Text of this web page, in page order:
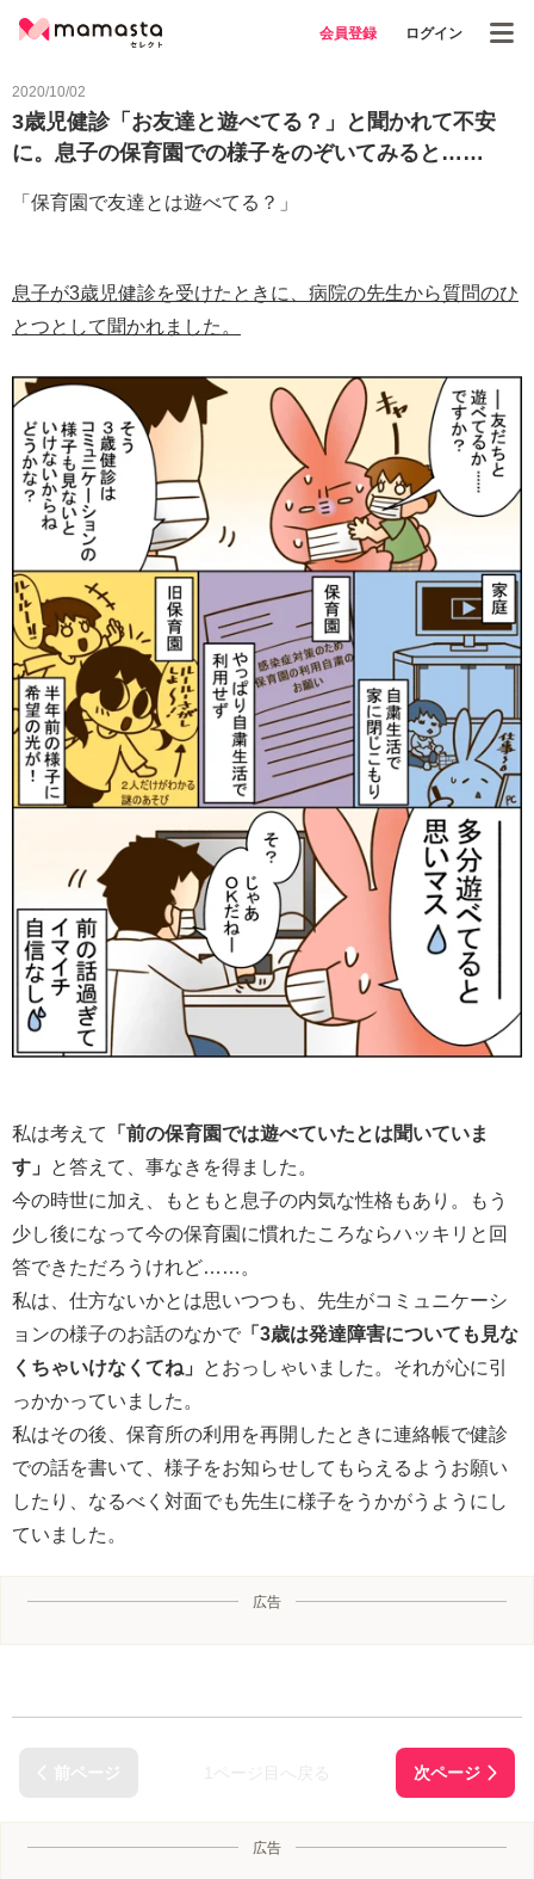
会員登録 ログイン
2020/10/02
3歳児健診「お友達と遊べてる？」と聞かれて不安
に。息子の保育園での様子をのぞいてみると……
「保育園で友達とは遊べてる？」
息子が3歳児健診を受けたときに、病院の先生から質問のひ
とつとして聞かれました。
私は考えて
「前の保育園では遊べていたとは聞いていま
す」
と答えて、事なきを得ました。
今の時世に加え、もともと息子の内気な性格もあり。もう
少し後になって今の保育園に慣れたころならハッキリと回
答できただろうけれど……。
私は、仕方ないかとは思いつつも、先生がコミュニケーシ
ョンの様子のお話のなかで 「3歳は発達障害についても見な
くちゃいけなくてね」
とおっしゃいました。それが心に引
っかかっていました。
私はその後、保育所の利用を再開したときに連絡帳で健診
での話を書いて、様子をお知らせしてもらえるようお願い
したり、なるべく対面でも先生に様子をうかがうようにし
ていました。
広告
広告